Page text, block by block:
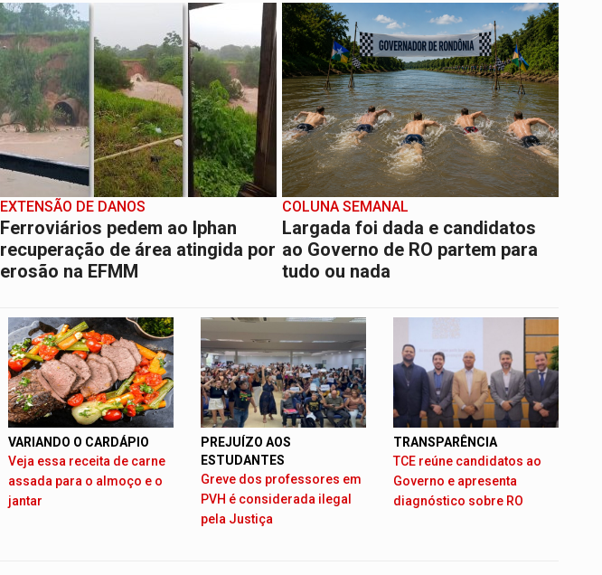
EXTENSÃO DE DANOS
Ferroviários pedem ao Iphan
recuperação de área atingida por
erosão na EFMM
COLUNA SEMANAL
Largada foi dada e candidatos
ao Governo de RO partem para
tudo ou nada
VARIANDO O CARDÁPIO
Veja essa receita de carne
assada para o almoço e o
jantar
PREJUÍZO AOS
ESTUDANTES
Greve dos professores em
PVH é considerada ilegal
pela Justiça
TRANSPARÊNCIA
TCE reúne candidatos ao
Governo e apresenta
diagnóstico sobre RO